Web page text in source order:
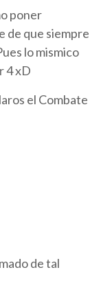
poner
de que siempre
lo mismico
4 xD
el Combate
de tal